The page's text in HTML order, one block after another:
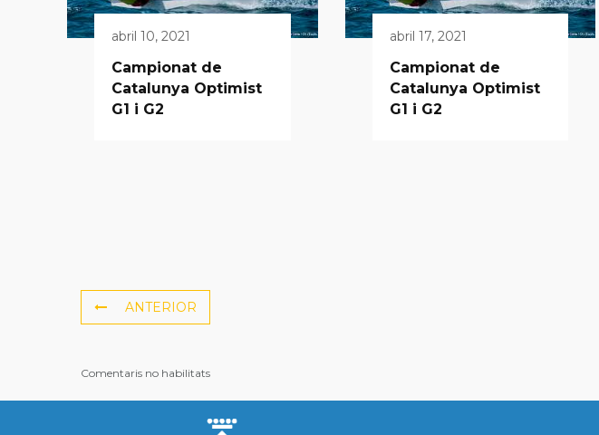
abril 10, 2021
Campionat de
Catalunya Optimist
G1 i G2
abril 17, 2021
Campionat de
Catalunya Optimist
G1 i G2
ANTERIOR
Comentaris no habilitats